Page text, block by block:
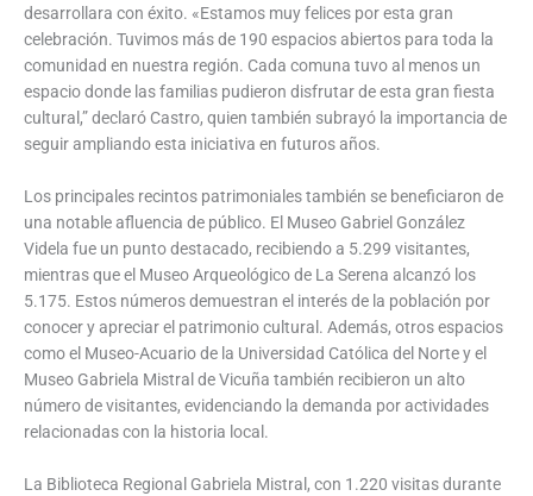
desarrollara con éxito. «Estamos muy felices por esta gran
celebración. Tuvimos más de 190 espacios abiertos para toda la
comunidad en nuestra región. Cada comuna tuvo al menos un
espacio donde las familias pudieron disfrutar de esta gran fiesta
cultural,” declaró Castro, quien también subrayó la importancia de
seguir ampliando esta iniciativa en futuros años.
Los principales recintos patrimoniales también se beneficiaron de
una notable afluencia de público. El Museo Gabriel González
Videla fue un punto destacado, recibiendo a 5.299 visitantes,
mientras que el Museo Arqueológico de La Serena alcanzó los
5.175. Estos números demuestran el interés de la población por
conocer y apreciar el patrimonio cultural. Además, otros espacios
como el Museo-Acuario de la Universidad Católica del Norte y el
Museo Gabriela Mistral de Vicuña también recibieron un alto
número de visitantes, evidenciando la demanda por actividades
relacionadas con la historia local.
La Biblioteca Regional Gabriela Mistral, con 1.220 visitas durante